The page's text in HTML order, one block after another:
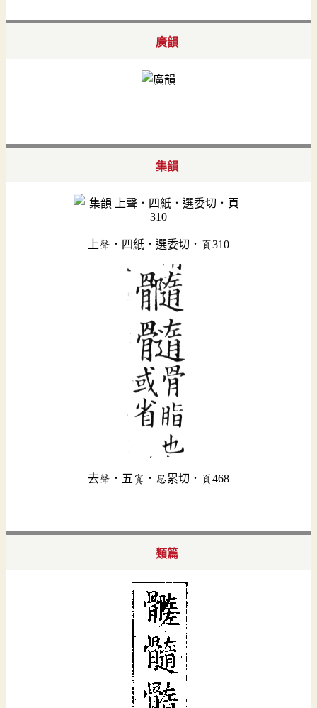
廣韻
集韻
上聲．四紙．選委切．頁310
去聲．五寘．思累切．頁468
類篇